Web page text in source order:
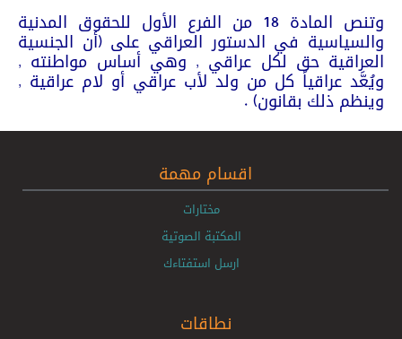
وتنص المادة 18 من الفرع الأول للحقوق المدنية
والسياسية في الدستور العراقي على (أن الجنسية
العراقية حق لكل عراقي , وهي أساس مواطنته ,
ويُعَّد عراقياً كل من ولد لأب عراقي أو لام عراقية ,
وينظم ذلك بقانون) .
اقسام مهمة
مختارات
المكتبة الصوتية
ارسل استفتاءك
نطاقات